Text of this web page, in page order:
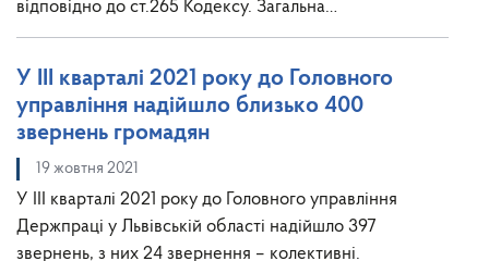
відповідно до ст.265 Кодексу. Загальна…
У ІІІ кварталі 2021 року до Головного
управління надійшло близько 400
звернень громадян
19 жовтня 2021
У ІІІ кварталі 2021 року до Головного управління
Держпраці у Львівській області надійшло 397
звернень, з них 24 звернення – колективні.